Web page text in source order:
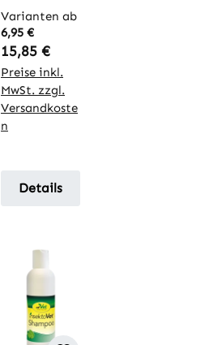
Konzentrat
Varianten ab
6,95 €
Regulärer Preis:
15,85 €
Preise inkl.
MwSt. zzgl.
Versandkoste
n
Details